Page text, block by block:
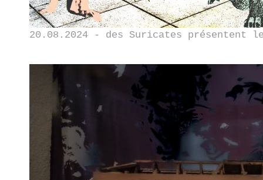
20.08.2024 - des Suricates